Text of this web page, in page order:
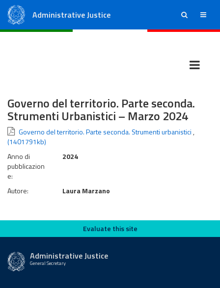
Administrative Justice ricerca menu
Governo del territorio. Parte seconda.
Strumenti Urbanistici – Marzo 2024
Governo del territorio. Parte seconda. Strumenti urbanistici ,
(1401791kb)
Anno di
pubblicazion
e:
2024
Autore: Laura Marzano
Evaluate this siteEvaluate this site
Administrative Justice
General Secretary